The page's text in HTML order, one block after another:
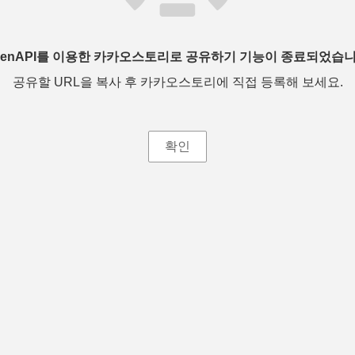
를 이용한 카카오스토리로 공유하기 기능이 종료되었습
공유할 URL을 복사 후 카카오스토리에 직접 등록해 보세요.
확인